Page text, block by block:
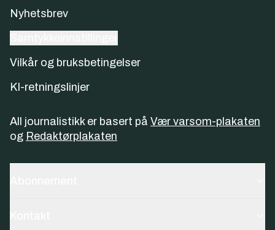
Nyhetsbrev
Vilkår og bruksbetingelser
KI-retningslinjer
All journalistikk er basert på Vær varsom-plakaten
og Redaktørplakaten